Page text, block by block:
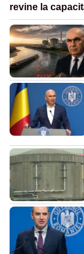
revine la